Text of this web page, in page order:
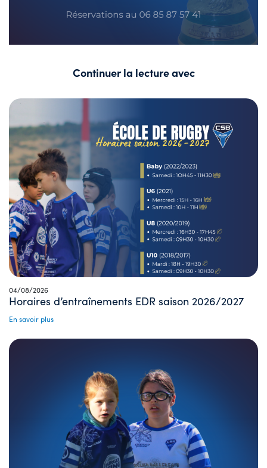
Continuer la lecture avec
04/08/2026
Horaires d’entraînements EDR saison 2026/2027
En savoir plus